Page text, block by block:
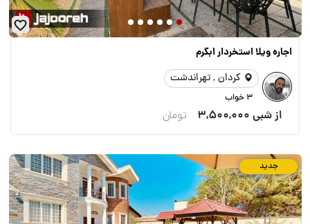
اجاره ویلا استخردار ابگرم
کردان , تهراندشت
3 خواب
از شبی 3,500,000 تومان
جدید